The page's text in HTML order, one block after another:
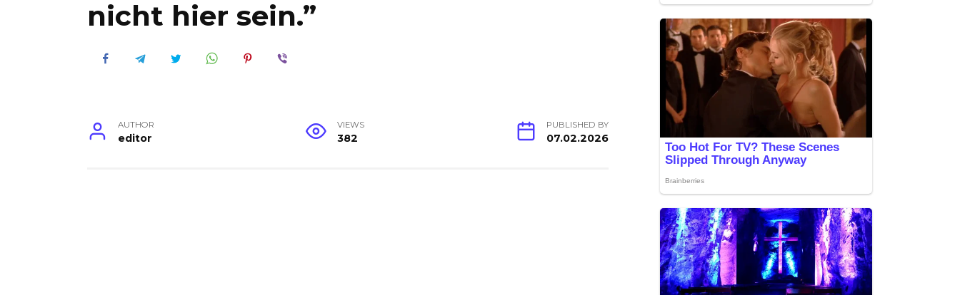
nicht hier sein.”
AUTHOR
editor
VIEWS
382
PUBLISHED BY
07.02.2026